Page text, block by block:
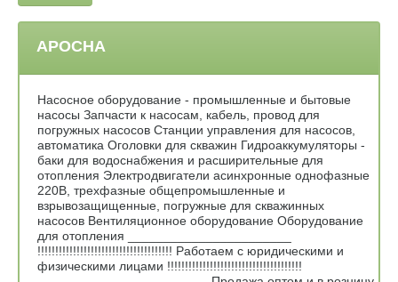
АРОСНА
Насосное оборудование - промышленные и бытовые
насосы Запчасти к насосам, кабель, провод для
погружных насосов Станции управления для насосов,
автоматика Оголовки для скважин Гидроаккумуляторы -
баки для водоснабжения и расширительные для
отопления Электродвигатели асинхронные однофазные
220В, трехфазные общепромышленные и
взрывозащищенные, погружные для скважинных
насосов Вентиляционное оборудование Оборудование
для отопления _______________________
!!!!!!!!!!!!!!!!!!!!!!!!!!!!!!!!!!!!!! Работаем с юридическими и
физическими лицами !!!!!!!!!!!!!!!!!!!!!!!!!!!!!!!!!!!!!!